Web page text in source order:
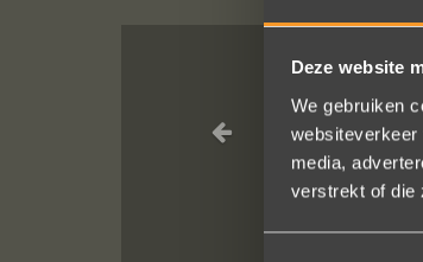
Deze website
We gebruiken
media,
verstrekt of die